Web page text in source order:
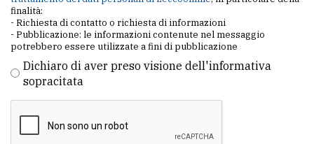
finalità:
- Richiesta di contatto o richiesta di informazioni
- Pubblicazione: le informazioni contenute nel messaggio
potrebbero essere utilizzate a fini di pubblicazione
Dichiaro di aver preso visione dell'informativa
sopracitata